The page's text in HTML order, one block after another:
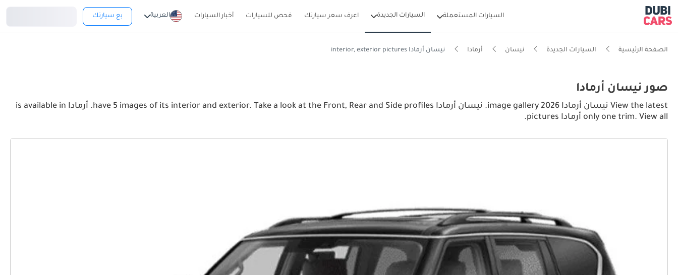
السيارات المستعملة السيارات الجديدة اعرف سعر سيارتك فحص للسيارات أخبار السيارات العربية بع سيارتك
الصفحة الرئيسية السيارات الجديدة نيسان أرمادا نيسان أرمادا interior, exterior pictures
صور نيسان أرمادا
View the latest نيسان أرمادا 2026 image gallery. نيسان أرمادا have 5 images of its interior and exterior. Take a look at the Front, Rear and Side profiles. أرمادا is available in
only one trim. View all أرمادا pictures.